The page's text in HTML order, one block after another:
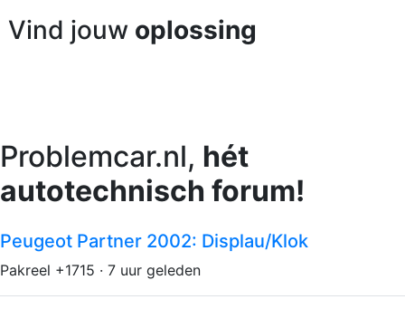
Vind jouw oplossing
Problemcar.nl, hét
autotechnisch forum!
Peugeot Partner 2002: Displau/Klok
Pakreel +1715 · 7 uur geleden